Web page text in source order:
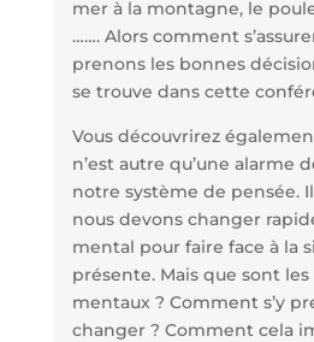
mer à la montagne, le
……. Alors comment
prenons les bonnes
se trouve dans cette
Vous découvrirez
n’est autre qu’une alarme
notre système de pensée.
nous devons changer
mental pour faire face à la
présente. Mais que sont
mentaux ? Comment s’y
changer ? Comment cela